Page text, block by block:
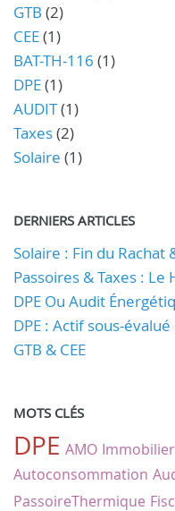
GTB (2)
CEE(1)
BAT-TH-116 (1)
DPE(1)
AUDIT(1)
Taxes(2)
Solaire (1)
DERNIERS ARTICLES
Solaire : Fin du Rachat
Passoires & Taxes : Le
DPE Ou Audit
DPE : Actif sous-
GTB & CEE
MOTS CLÉS
DPE AMO Immobilier
Autoconsommation
PassoireThermique